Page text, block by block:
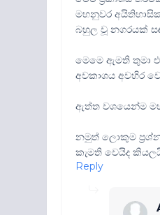
මහනුවර
බහුල වූ නගරයක්
මෙමෙ ඇමති තුමා
අවකාශය අවහිර
ඇත්ත වශයෙන්ම
නමුත් ලොකුම
කැමති වෙයිද
Reply